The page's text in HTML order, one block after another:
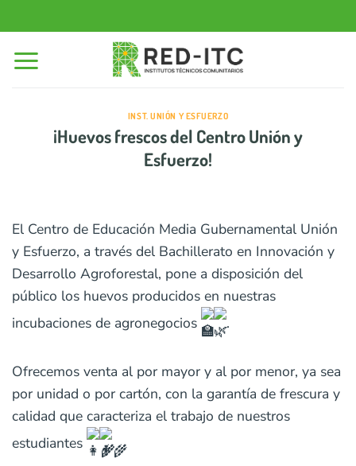
al
contenido
INST. UNIÓN Y ESFUERZO
¡Huevos frescos del Centro Unión y
Esfuerzo!
El Centro de Educación Media Gubernamental Unión
y Esfuerzo, a través del Bachillerato en Innovación y
Desarrollo Agroforestal, pone a disposición del
público los huevos producidos en nuestras
incubaciones de agronegocios
.
Ofrecemos venta al por mayor y al por menor, ya sea
por unidad o por cartón, con la garantía de frescura y
calidad que caracteriza el trabajo de nuestros
estudiantes
.